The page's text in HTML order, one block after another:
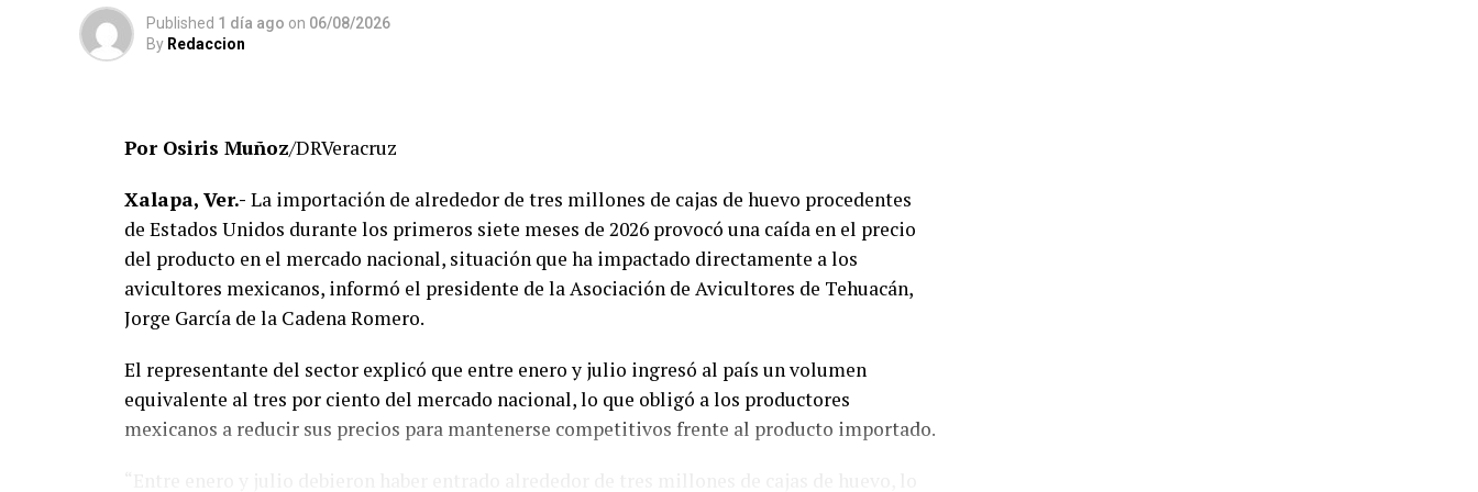
El Gobierno del Estado ha reiterado que las investigaciones se desarrollan con apego a la ley
y respetando el debido proceso, por lo que hasta el momento no existe una determinación
No obstante, docentes que solicitaron el anonimato señalaron que un grupo de profesores ha
investigaciones podrían afectar intereses al interior de la institución.
De acuerdo con esos testimonios, el grupo identificado como Movimiento Estatal UPAV
integrado públicamente por Verónica Sánchez Ramos, Mauricio Tapia Tentle, Elsa Andrea
Maldonado Alemán, Silvia Ivette Lara Barradas, Roberto Ibáñez y Carlos Enrique Sierra, ha
cuestionado las acciones emprendidas por las autoridades universitarias y estatales.
Hasta ahora, las instancias responsables no han informado la conclusión de las
investigaciones ni la emisión de sanciones o resoluciones específicas. El proceso de
regularización continúa conforme a los mecanismos legales y administrativos establecidos,
Published 1 día ago on 06/08/2026
By Redaccion
Por Osiris Muñoz/DRVeracruz
Xalapa, Ver.- La importación de alrededor de tres millones de cajas de huevo procedentes
de Estados Unidos durante los primeros siete meses de 2026 provocó una caída en el precio
del producto en el mercado nacional, situación que ha impactado directamente a los
avicultores mexicanos, informó el presidente de la Asociación de Avicultores de Tehuacán,
Jorge García de la Cadena Romero.
El representante del sector explicó que entre enero y julio ingresó al país un volumen
equivalente al tres por ciento del mercado nacional, lo que obligó a los productores
mexicanos a reducir sus precios para mantenerse competitivos frente al producto importado.